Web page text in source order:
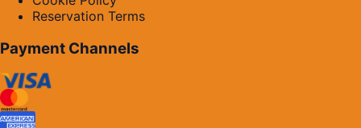
Reservation Terms
Payment Channels